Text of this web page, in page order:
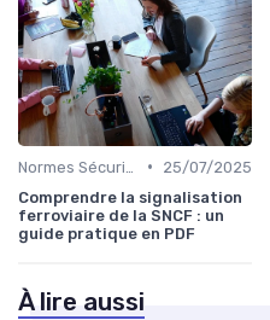
•
25/07/2025
Comprendre la signalisation
ferroviaire de la SNCF : un
guide pratique en PDF
À lire aussi